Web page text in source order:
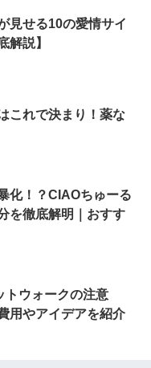
見せる10の愛情サイ
解説】
これで決まり！薬な
化！？CIAOちゅーる
を徹底解明｜おすす
トウォークの注意
用やアイデアを紹介